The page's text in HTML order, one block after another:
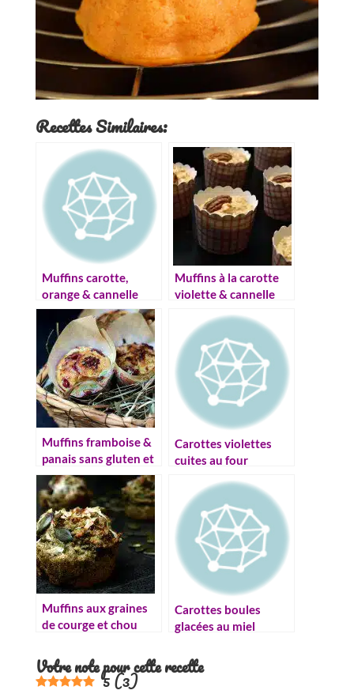
Recettes Similaires:
Muffins carotte,
orange & cannelle
(sans gluten, sans
oeuf)
Muffins à la carotte
violette & cannelle
Muffins framboise &
panais sans gluten et
vegan
Carottes violettes
cuites au four
Muffins aux graines
de courge et chou
Carottes boules
glacées au miel
Votre note pour cette recette
5(3)